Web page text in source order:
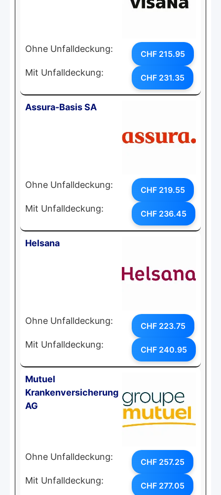
Ohne Unfalldeckung: CHF 215.95
Mit Unfalldeckung: CHF 231.35
Assura-Basis SA
Ohne Unfalldeckung: CHF 219.55
Mit Unfalldeckung: CHF 236.45
Helsana
Ohne Unfalldeckung: CHF 223.75
Mit Unfalldeckung: CHF 240.95
Mutuel
Krankenversicherung
AG
Ohne Unfalldeckung: CHF 257.25
Mit Unfalldeckung: CHF 277.05